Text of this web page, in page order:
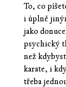
To, co
i úplně
jako
psychický
než
karate, i
třeba